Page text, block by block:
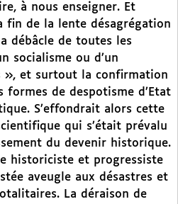
à nous enseigner. Et
fin de la lente désagrégation
débâcle de toutes les
socialisme ou d’un
», et surtout la confirmation
formes de despotisme d’Etat
S’effondrait alors cette
qui s’était prévalu
du devenir historique.
historiciste et progressiste
aveugle aux désastres et
La déraison de